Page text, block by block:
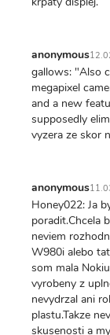
anonymous
gallows: "Also
megapixel
and a new
supposedly
vyzera ze skor
anonymous
Honey022: Ja
poradit.Chcela
neviem
W980i alebo
som mala
vyrobeny z
nevydrzal ani
plastu.Takze
skusenosti a